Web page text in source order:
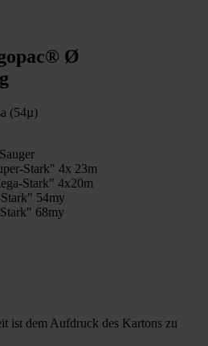
Ø
(54µ)
Stark" 4x 23m
Stark" 4x20m
54my
68my
ist dem Aufdruck des Kartons zu